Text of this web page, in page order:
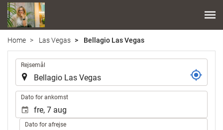
Home Las Vegas Bellagio Las Vegas
Rejsemål
Dato for ankomst
Dato for afrejse